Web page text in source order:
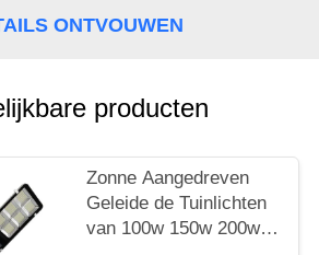
ONTVOUWEN
producten
Zonne Aangedreven
Geleide de Tuinlichten
van 100w 150w 200w